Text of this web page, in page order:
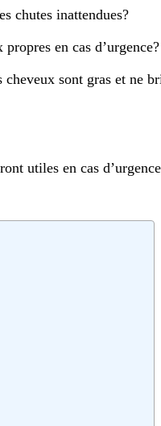
chutes inattendues?
en cas d’urgence?
cheveux sont gras et ne
utiles en cas